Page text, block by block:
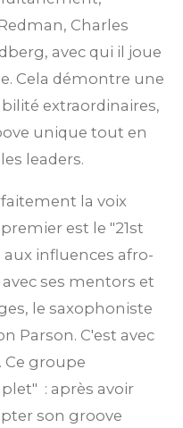
Charles
avec qui il joue
Cela démontre une
extraordinaires,
unique tout en
leaders.
la voix
est le "21st
influences afro-
ses mentors et
le saxophoniste
Parson. C'est avec
Ce groupe
: après avoir
son groove